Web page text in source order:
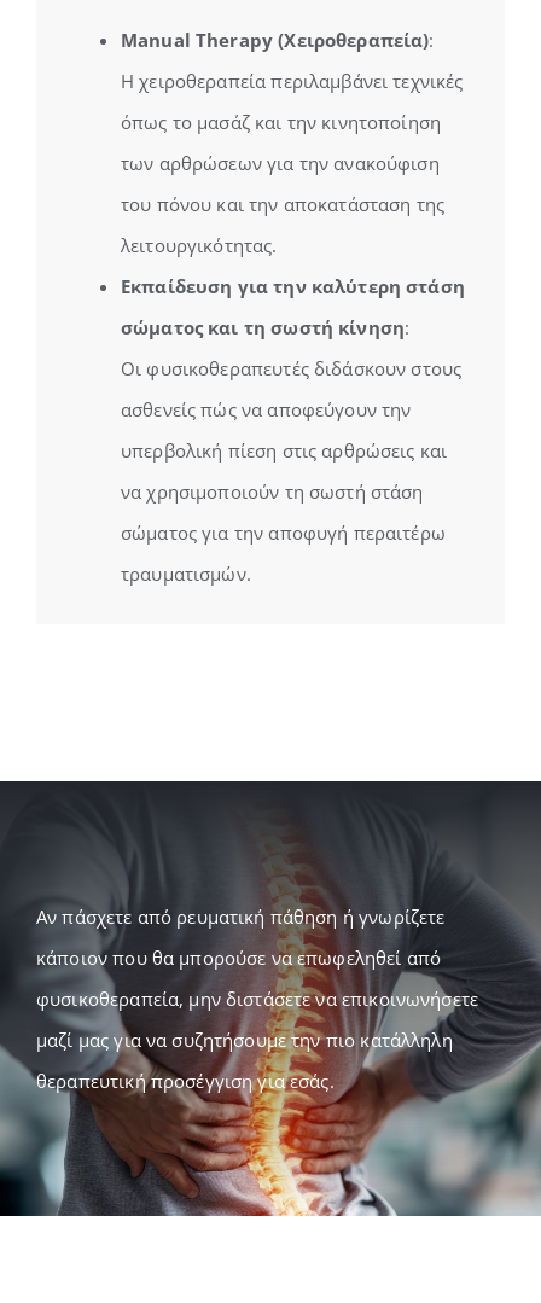
Manual Therapy (Χειροθεραπεία):
Η χειροθεραπεία περιλαμβάνει τεχνικές
όπως το μασάζ και την κινητοποίηση
των αρθρώσεων για την ανακούφιση
του πόνου και την αποκατάσταση της
λειτουργικότητας.
Εκπαίδευση για την καλύτερη στάση
σώματος και τη σωστή κίνηση:
Οι φυσικοθεραπευτές διδάσκουν στους
ασθενείς πώς να αποφεύγουν την
υπερβολική πίεση στις αρθρώσεις και
να χρησιμοποιούν τη σωστή στάση
σώματος για την αποφυγή περαιτέρω
τραυματισμών.
Αν πάσχετε από ρευματική πάθηση ή γνωρίζετε
κάποιον που θα μπορούσε να επωφεληθεί από
φυσικοθεραπεία, μην διστάσετε να επικοινωνήσετε
μαζί μας για να συζητήσουμε την πιο κατάλληλη
θεραπευτική προσέγγιση για εσάς.